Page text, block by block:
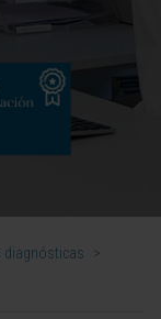
diagnósticas
>